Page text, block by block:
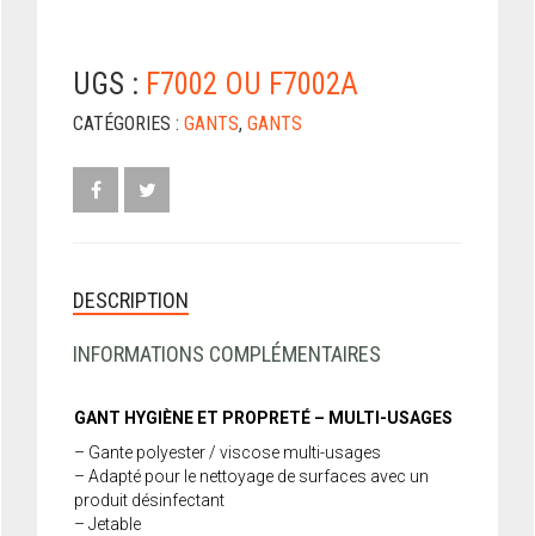
UGS : F7002 OU F7002A
CATÉGORIES : GANTS, GANTS
DESCRIPTION
INFORMATIONS COMPLÉMENTAIRES
GANT HYGIÈNE ET PROPRETÉ – MULTI-USAGES
– Gante polyester / viscose multi-usages
– Adapté pour le nettoyage de surfaces avec un
produit désinfectant
– Jetable